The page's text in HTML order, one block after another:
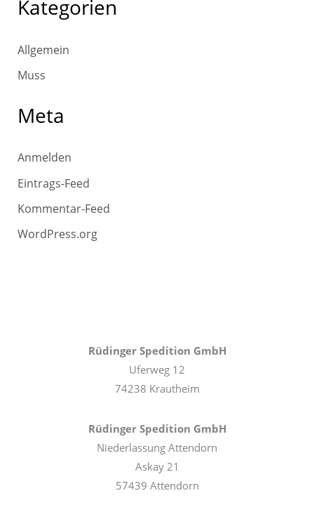
Kategorien
Allgemein
Muss
Meta
Anmelden
Eintrags-Feed
Kommentar-Feed
WordPress.org
Rüdinger Spedition GmbH
Uferweg 12
74238 Krautheim
Rüdinger Spedition GmbH
Niederlassung Attendorn
Askay 21
57439 Attendorn